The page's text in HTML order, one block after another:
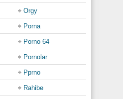
Orgy
Porna
Porno 64
Pornolar
Pprno
Rahibe